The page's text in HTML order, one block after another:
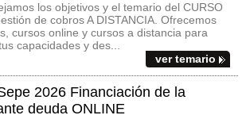
los objetivos y el temario del CURSO
de cobros A DISTANCIA. Ofrecemos
cursos online y cursos a distancia para
capacidades y des...
ver temario
2026 Financiación de la
deuda ONLINE